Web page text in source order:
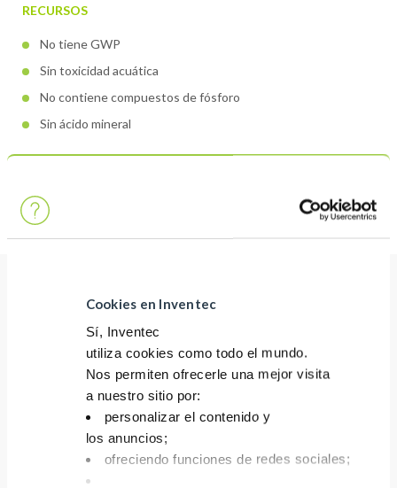
Cookies en Inventec
Sí, Inventec
utiliza cookies como todo el mundo.
Nos permiten ofrecerle una mejor visita
a nuestro sitio por:
personalizar el contenido y
los anuncios;
ofreciendo funciones de redes sociales;
RECURSOS
No tiene GWP
Sin toxicidad acuática
No contiene compuestos de fósforo
Sin ácido mineral
RENDIMIENTO
Excelente poder de desoxidación
Sin riesgo de fosfatación de metales ferrosos
Compatibilidad con la mayoría de los metales,
incluidos los sensibles